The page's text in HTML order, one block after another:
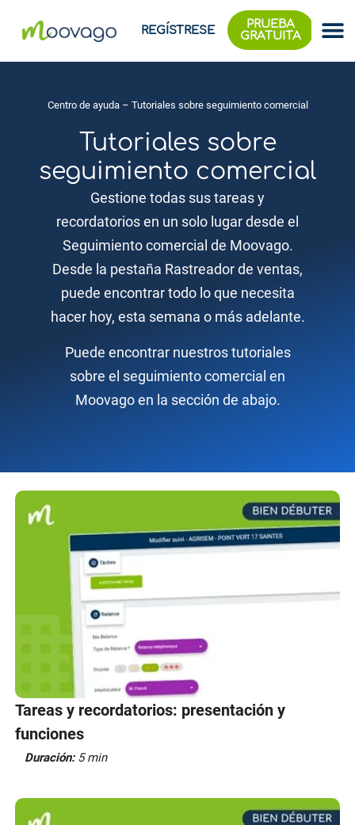
REGÍSTRESE
PRUEBA
GRATUITA
Centro de ayuda– Tutoriales sobre seguimiento comercial
Tutoriales sobre
seguimiento comercial
Gestione todas sus tareas y
recordatorios en un solo lugar desde el
Seguimiento comercial de Moovago.
Desde la pestaña Rastreador de ventas,
puede encontrar todo lo que necesita
hacer hoy, esta semana o más adelante.
Puede encontrar nuestros tutoriales
sobre el seguimiento comercial en
Moovago en la sección de abajo.
Tareas y recordatorios: presentación y
funciones
Duración: 5 min